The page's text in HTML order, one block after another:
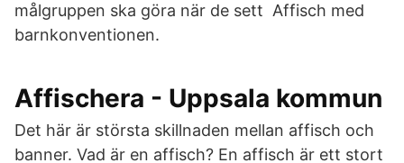
målgruppen ska göra när de sett Affisch med
barnkonventionen.
Affischera - Uppsala kommun
Det här är största skillnaden mellan affisch och
banner. Vad är en affisch? En affisch är ett stort